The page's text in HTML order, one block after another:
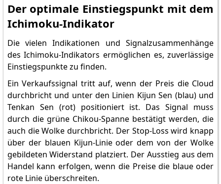
Der optimale Einstiegspunkt mit dem
Ichimoku-Indikator
Die vielen Indikationen und Signalzusammenhänge
des Ichimoku-Indikators ermöglichen es, zuverlässige
Einstiegspunkte zu finden.
Ein Verkaufssignal tritt auf, wenn der Preis die Cloud
durchbricht und unter den Linien Kijun Sen (blau) und
Tenkan Sen (rot) positioniert ist. Das Signal muss
durch die grüne Chikou-Spanne bestätigt werden, die
auch die Wolke durchbricht. Der Stop-Loss wird knapp
über der blauen Kijun-Linie oder dem von der Wolke
gebildeten Widerstand platziert. Der Ausstieg aus dem
Handel kann erfolgen, wenn die Preise die blaue oder
rote Linie überschreiten.